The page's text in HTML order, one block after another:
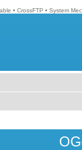
• CrossFTP • System